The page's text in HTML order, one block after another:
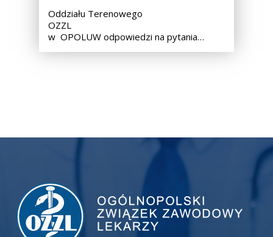
Oddziału Terenowego
OZZL
w OPOLUW odpowiedzi na pytania…